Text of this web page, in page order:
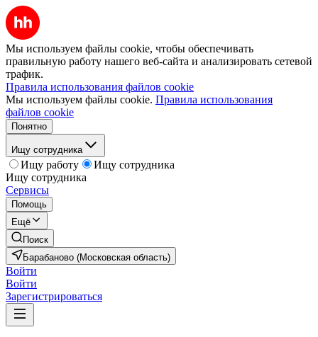
Мы используем файлы cookie, чтобы обеспечивать
правильную работу нашего веб-сайта и анализировать сетевой
трафик.
Правила использования файлов cookie
Мы используем файлы cookie. Правила использования
файлов cookie
Понятно
Ищу сотрудника
Ищу работу
Ищу сотрудника
Ищу сотрудника
Сервисы
Помощь
Ещё
Поиск
Барабаново (Московская область)
Войти
Войти
Зарегистрироваться